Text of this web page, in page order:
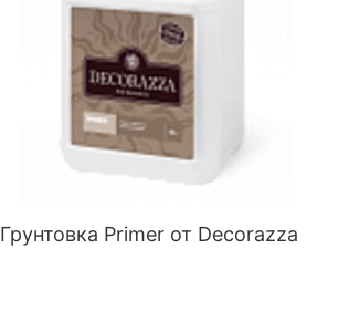
Грунтовка Primer от Decorazza